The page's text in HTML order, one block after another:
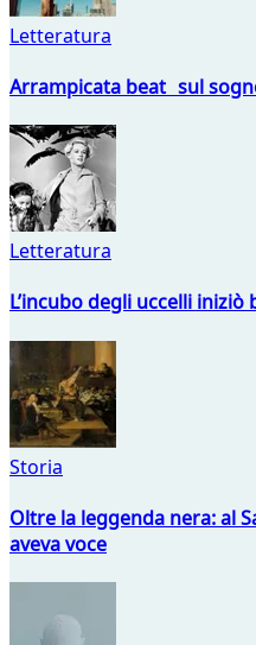
Letteratura
Arrampicata beat sul
Letteratura
L’incubo degli uccelli
Storia
Oltre la leggenda nera: al
aveva voce